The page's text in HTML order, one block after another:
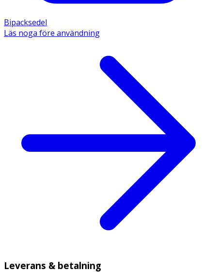
Bipacksedel
Läs noga före användning
Leverans & betalning